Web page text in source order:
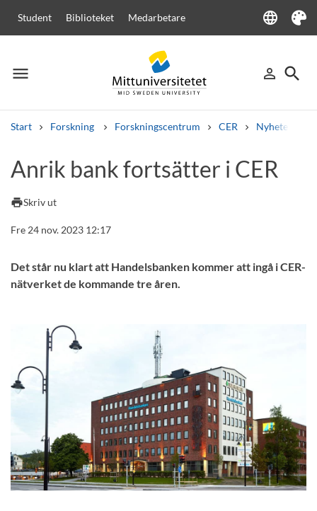
Student Biblioteket Medarbetare language
Language
Tema
menu
Meny person_outline
Logga in
search
Sök
Start Forskning Forskningscentrum CER Nyheter från
Andra söktjänster
Kurser och program
Anrik bank fortsätter i CER
printSkriv ut
Fre 24 nov. 2023 12:17
Det står nu klart att Handelsbanken kommer att ingå i CER-
nätverket de kommande tre åren.